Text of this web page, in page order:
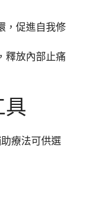
，促進自我修
釋放內部止痛
具
療法可供選